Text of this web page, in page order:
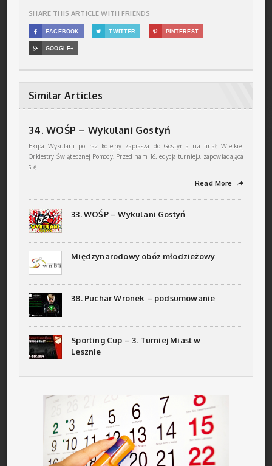
SHARE THIS ARTICLE WITH FRIENDS
 FACEBOOK  TWITTER  PINTEREST
 GOOGLE+
Similar Articles
34. WOŚP – Wykulani Gostyń
Ekipa Wykulani po raz kolejny zaprasza do Gostynia na finał Wielkiej
Orkiestry Świątecznej Pomocy. Przed nami 16. edycja turnieju, zapowiadająca
się
Read More ➦
33. WOŚP – Wykulani Gostyń
Międzynarodowy obóz młodzieżowy
38. Puchar Wronek – podsumowanie
Sporting Cup – 3. Turniej Miast w
Lesznie